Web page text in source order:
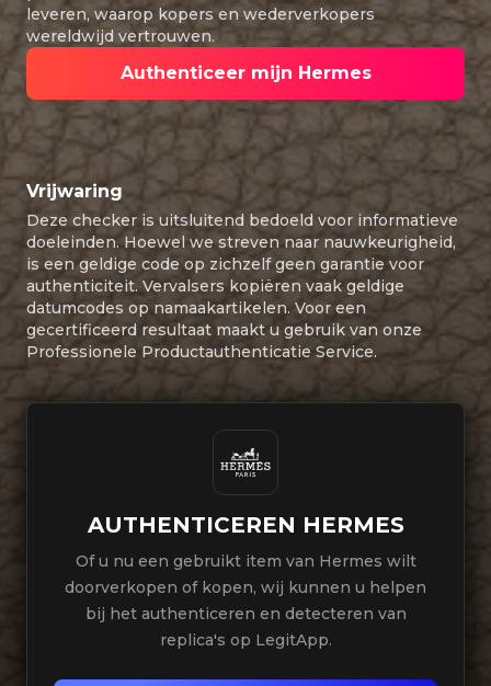
leveren, waarop kopers en wederverkopers
wereldwijd vertrouwen.
Authenticeer mijn Hermes
Vrijwaring
Deze checker is uitsluitend bedoeld voor informatieve
doeleinden. Hoewel we streven naar nauwkeurigheid,
is een geldige code op zichzelf geen garantie voor
authenticiteit. Vervalsers kopiëren vaak geldige
datumcodes op namaakartikelen. Voor een
gecertificeerd resultaat maakt u gebruik van onze
Professionele Productauthenticatie Service.
Of u nu een gebruikt item van Hermes wilt
doorverkopen of kopen, wij kunnen u helpen
bij het authenticeren en detecteren van
replica's op LegitApp.
AUTHENTICEREN HERMES